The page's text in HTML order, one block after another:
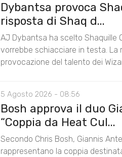
Dybantsa provoca
risposta di Shaq d...
AJ Dybantsa ha scelto Shaquille
vorrebbe schiacciare in testa. La
provocazione del talento dei
5 Agosto 2026 - 08:56
Bosh approva il duo
“Coppia da Heat Cul...
Secondo Chris Bosh, Giannis
rappresentano la coppia